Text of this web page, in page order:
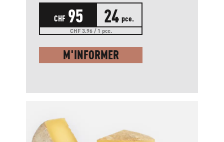
CHF 95 24 pce.
CHF 3.96 / 1 pce.
M'INFORMER